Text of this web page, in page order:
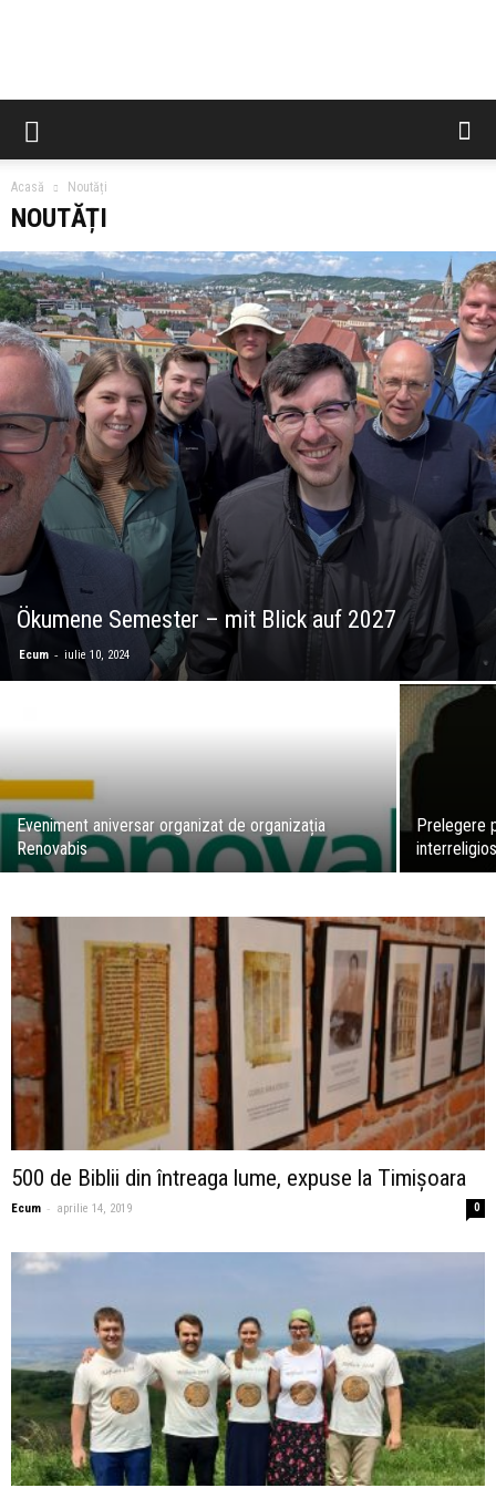
CCES
Acasă Noutăți
NOUTĂȚI
Ökumene Semester – mit Blick auf 2027
Ecum - iulie 10, 2024
Eveniment aniversar organizat de organizația
Renovabis
Prelegere
500 de Biblii din întreaga lume, expuse la Timișoara
Ecum - aprilie 14, 2019 0